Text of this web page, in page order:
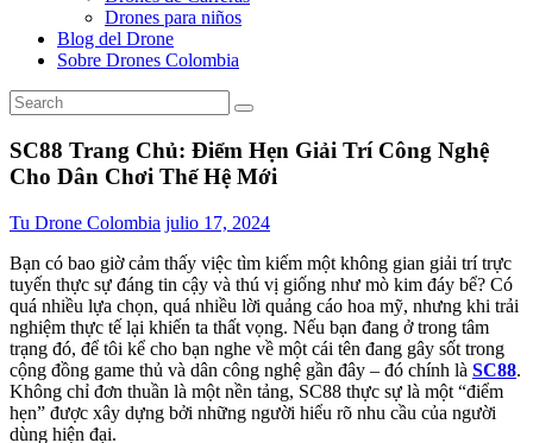
Drones para niños
Blog del Drone
Sobre Drones Colombia
SC88 Trang Chủ: Điểm Hẹn Giải Trí Công Nghệ
Cho Dân Chơi Thế Hệ Mới
Tu Drone Colombia julio 17, 2024
Bạn có bao giờ cảm thấy việc tìm kiếm một không gian giải trí trực
tuyến thực sự đáng tin cậy và thú vị giống như mò kim đáy bể? Có
quá nhiều lựa chọn, quá nhiều lời quảng cáo hoa mỹ, nhưng khi trải
nghiệm thực tế lại khiến ta thất vọng. Nếu bạn đang ở trong tâm
trạng đó, để tôi kể cho bạn nghe về một cái tên đang gây sốt trong
cộng đồng game thủ và dân công nghệ gần đây – đó chính là SC88.
Không chỉ đơn thuần là một nền tảng, SC88 thực sự là một “điểm
hẹn” được xây dựng bởi những người hiểu rõ nhu cầu của người
dùng hiện đại.